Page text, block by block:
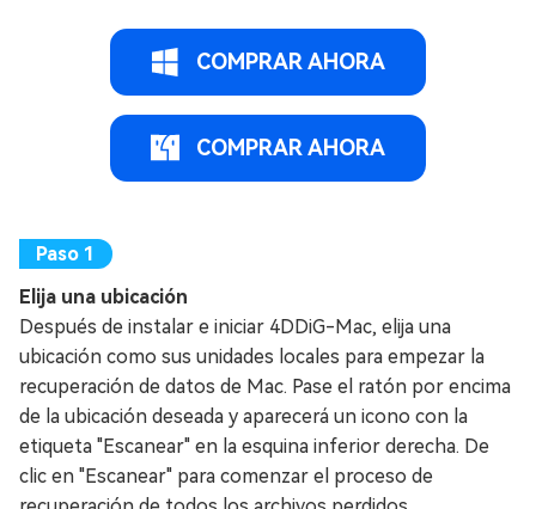
COMPRAR AHORA
COMPRAR AHORA
Elija una ubicación
Después de instalar e iniciar 4DDiG-Mac, elija una
ubicación como sus unidades locales para empezar la
recuperación de datos de Mac. Pase el ratón por encima
de la ubicación deseada y aparecerá un icono con la
etiqueta "Escanear" en la esquina inferior derecha. De
clic en "Escanear" para comenzar el proceso de